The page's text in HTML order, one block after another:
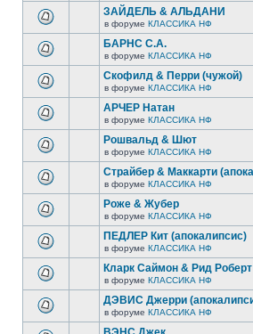
ЗАЙДЕЛЬ & АЛЬДАНИ
в форуме КЛАССИКА НФ
БАРНС С.А.
в форуме КЛАССИКА НФ
Скофилд & Перри (чужой)
в форуме КЛАССИКА НФ
АРЧЕР Натан
в форуме КЛАССИКА НФ
Рошвальд & Шют
в форуме КЛАССИКА НФ
Страйбер & Маккарти
в форуме КЛАССИКА НФ
Роже & Жубер
в форуме КЛАССИКА НФ
ПЕДЛЕР Кит (апокалипсис)
в форуме КЛАССИКА НФ
Кларк Саймон & Рид
в форуме КЛАССИКА НФ
ДЭВИС Джерри
в форуме КЛАССИКА НФ